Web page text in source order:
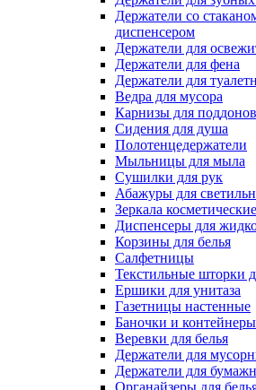
Держатели со
диспенсером
Держатели для
Держатели для фена
Держатели для
Ведра для мусора
Карнизы для поддонов
Сидения для душа
Полотенцедержатели
Мыльницы для мыла
Сушилки для рук
Абажуры для
Зеркала косметические
Диспенсеры для
Корзины для белья
Салфетницы
Текстильные шторки
Ершики для унитаза
Газетницы настенные
Баночки и
Веревки для белья
Держатели для
Держатели для
Органайзеры для